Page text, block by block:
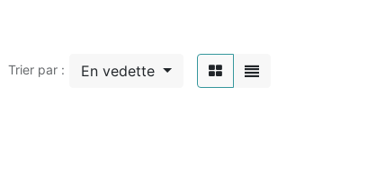
Trier par : En vedette